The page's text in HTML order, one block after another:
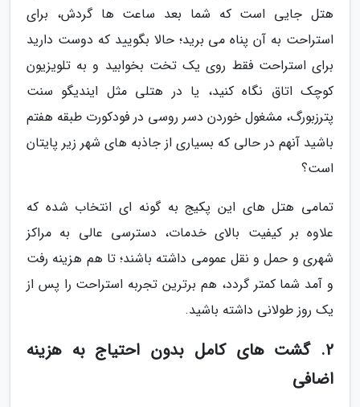
هتل جایی است که شما بعد ساعت ها گردش، برای
استراحت به آن پناه می برید؛ حالا بگویید که دوست دارید
برای استراحت فقط روی یک تخت بخوابید و به تلویزیون
کوچک اتاق نگاه کنید، یا در هتلی مثل ایندیگو سنت
پترزبورگ، مشغول خوردن دسر روسی در فودکورت طبقه هفتم
باشید آنهم در حالی که بسیاری از جاذبه های شهر زیر پایتان
است؟
تمامی هتل های این پکیج به گونه ای انتخاب شده که
علاوه بر کیفیت بالای خدمات، دسترسی عالی به مراکز
شهری و حمل و نقل عمومی داشته باشند؛ تا هم هزینه رفت
و آمد شما کمتر گردد، هم برترین تجربه استراحت را پس از
یک روز طولانی داشته باشید.
2. گشت های کامل بدون احتیاج به هزینه
اضافی